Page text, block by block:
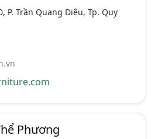
P. Trần Quang Diệu, Tp. Quy
Phương